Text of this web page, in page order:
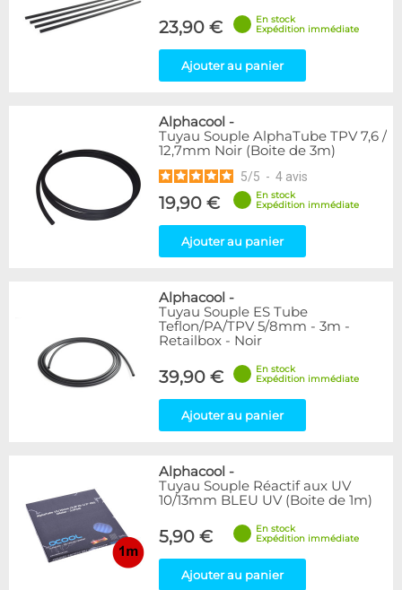
23,90 €
En stock
Expédition immédiate
Ajouter au panier
Alphacool -
Tuyau Souple AlphaTube TPV 7,6 /
12,7mm Noir (Boite de 3m)
5/5 - 4 avis
19,90 €
En stock
Expédition immédiate
Ajouter au panier
Alphacool -
Tuyau Souple ES Tube
Teflon/PA/TPV 5/8mm - 3m -
Retailbox - Noir
39,90 €
En stock
Expédition immédiate
Ajouter au panier
Alphacool -
Tuyau Souple Réactif aux UV
10/13mm BLEU UV (Boite de 1m)
5,90 €
En stock
Expédition immédiate
Ajouter au panier